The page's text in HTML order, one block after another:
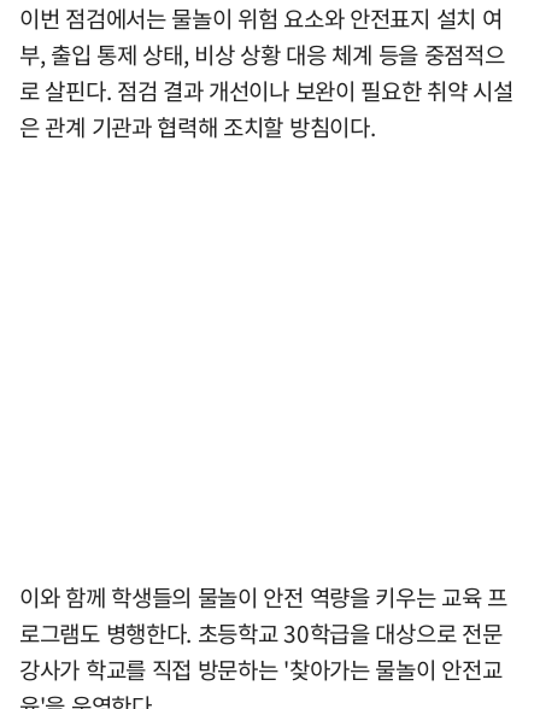
이번 점검에서는 물놀이 위험 요소와 안전표지 설치 여
부, 출입 통제 상태, 비상 상황 대응 체계 등을 중점적으
로 살핀다. 점검 결과 개선이나 보완이 필요한 취약 시설
은 관계 기관과 협력해 조치할 방침이다.
이와 함께 학생들의 물놀이 안전 역량을 키우는 교육 프
로그램도 병행한다. 초등학교 30학급을 대상으로 전문
강사가 학교를 직접 방문하는 '찾아가는 물놀이 안전교